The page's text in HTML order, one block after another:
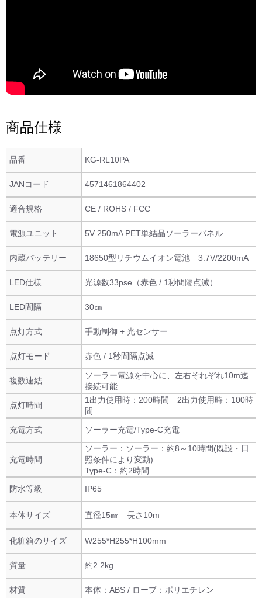
商品仕様
品番 KG-RL10PA
JANコード 4571461864402
適合規格 CE / ROHS / FCC
電源ユニット 5V 250mA PET単結晶ソーラーパネル
内蔵バッテリー 18650型リチウムイオン電池 3.7V/2200mA
LED仕様 光源数33pse（赤色 / 1秒間隔点滅）
LED間隔 30㎝
点灯方式 手動制御 + 光センサー
点灯モード 赤色 / 1秒間隔点滅
複数連結
ソーラー電源を中心に、左右それぞれ10m迄
接続可能
点灯時間
1出力使用時：200時間 2出力使用時：100時
間
充電方式
ソーラー充電/Type-C充電
充電時間
ソーラー：ソーラー：約8～10時間(既設・日
照条件により変動)
Type-C：約2時間
防水等級
IP65
本体サイズ 直径15㎜ 長さ10m
化粧箱のサイズ W255*H255*H100mm
質量 約2.2kg
材質 本体：ABS / ロープ：ポリエチレン